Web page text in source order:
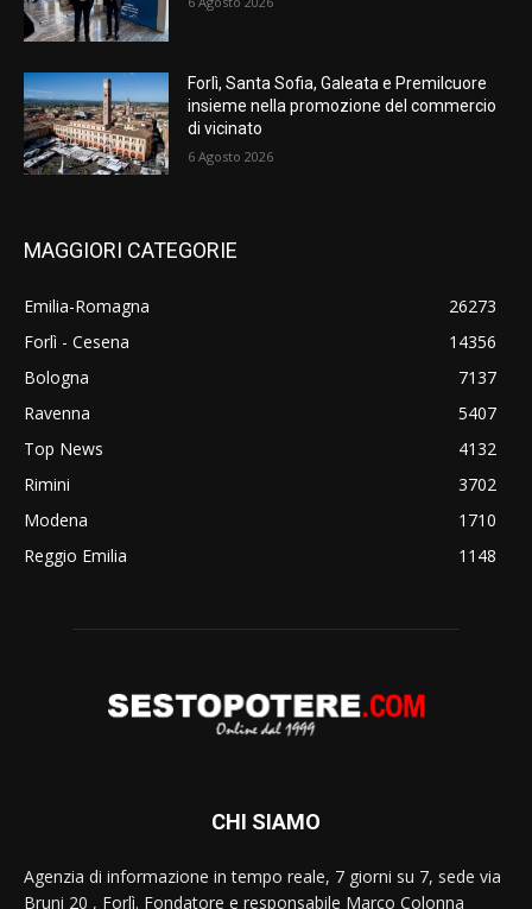
Forlì, Santa Sofia, Galeata e Premilcuore
insieme nella promozione del commercio
di vicinato
6 Agosto 2026
MAGGIORI CATEGORIE
Emilia-Romagna
26273
Forlì - Cesena
14356
Bologna
7137
Ravenna
5407
Top News
4132
Rimini
3702
Modena
1710
Reggio Emilia
1148
CHI SIAMO
Agenzia di informazione in tempo reale, 7 giorni su 7, sede via
Bruni 20 , Forlì. Fondatore e responsabile Marco Colonna